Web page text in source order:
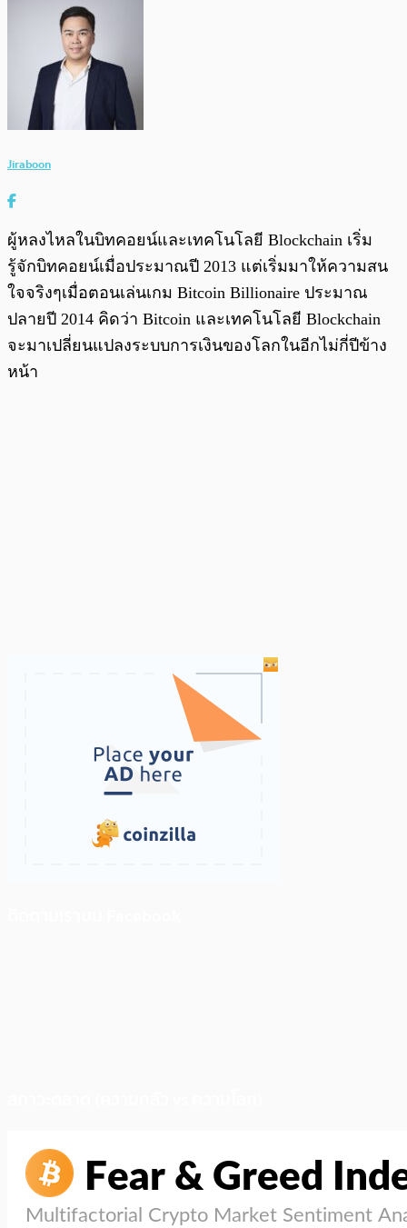
Jiraboon
ผู้หลงไหลในบิทคอยน์และเทคโนโลยี Blockchain เริ่ม
รู้จักบิทคอยน์เมื่อประมาณปี 2013 แต่เริ่มมาให้ความสน
ใจจริงๆเมื่อตอนเล่นเกม Bitcoin Billionaire ประมาณ
ปลายปี 2014 คิดว่า Bitcoin และเทคโนโลยี Blockchain
จะมาเปลี่ยนแปลงระบบการเงินของโลกในอีกไม่กี่ปีข้าง
หน้า